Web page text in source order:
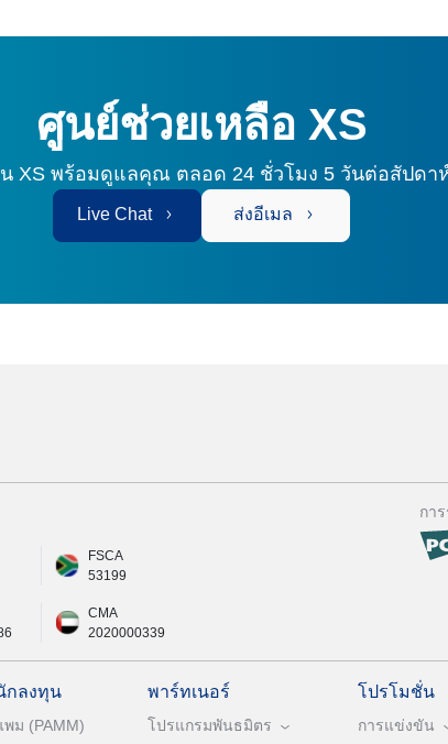
ศูนย์ช่วยเหลือ XS
XS พร้อมดูแลคุณ ตลอด 24 ชั่วโมง 5 วันต่อสัปดา
Live Chat ส่งอีเมล
FSCA
53199
CMA
2020000339
กา
กลงทุน
พม (PAMM)
พาร์ทเนอร์
โปรแกรมพันธมิตร
โปรโมชั่น
การแข่งขัน